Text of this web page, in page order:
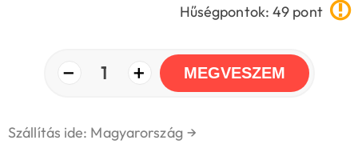
Hűségpontok: 49 pont
− 1 + MEGVESZEM
Szállítás ide: Magyarország →